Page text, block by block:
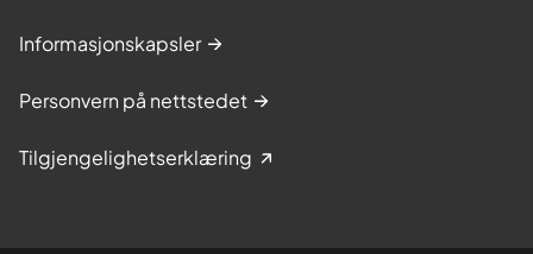
Informasjonskapsler
Personvern på nettstedet
Tilgjengelighetserklæring